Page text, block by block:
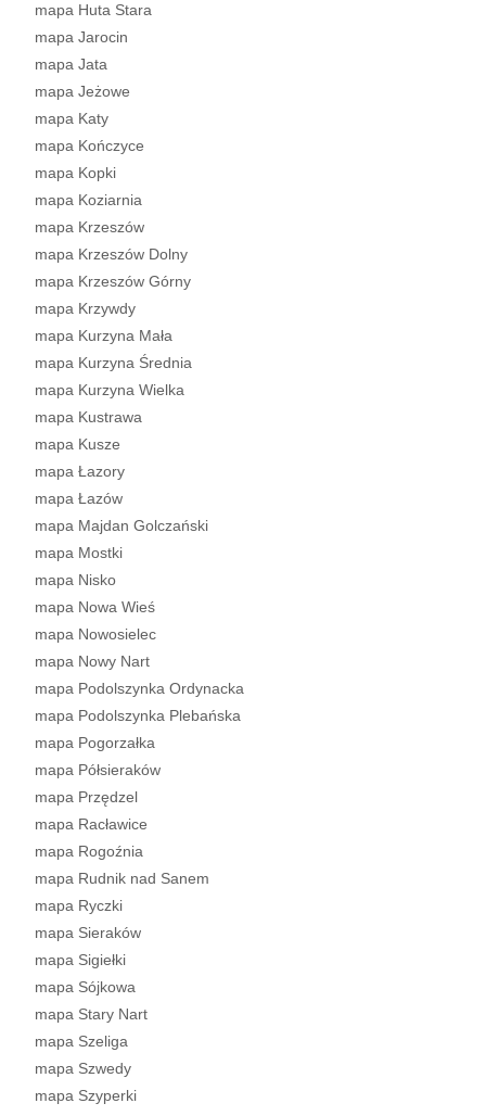
mapa Huta Stara
mapa Jarocin
mapa Jata
mapa Jeżowe
mapa Katy
mapa Kończyce
mapa Kopki
mapa Koziarnia
mapa Krzeszów
mapa Krzeszów Dolny
mapa Krzeszów Górny
mapa Krzywdy
mapa Kurzyna Mała
mapa Kurzyna Średnia
mapa Kurzyna Wielka
mapa Kustrawa
mapa Kusze
mapa Łazory
mapa Łazów
mapa Majdan Golczański
mapa Mostki
mapa Nisko
mapa Nowa Wieś
mapa Nowosielec
mapa Nowy Nart
mapa Podolszynka Ordynacka
mapa Podolszynka Plebańska
mapa Pogorzałka
mapa Półsieraków
mapa Przędzel
mapa Racławice
mapa Rogoźnia
mapa Rudnik nad Sanem
mapa Ryczki
mapa Sieraków
mapa Sigiełki
mapa Sójkowa
mapa Stary Nart
mapa Szeliga
mapa Szwedy
mapa Szyperki